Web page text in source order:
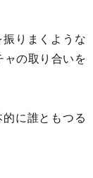
りまくような
ャの取り合いを
に誰ともつる